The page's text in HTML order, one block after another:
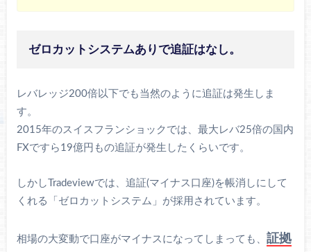
ゼロカットシステムありで追証はなし。
レバレッジ200倍以下でも当然のように追証は発生しま
す。
2015年のスイスフランショックでは、最大レバ25倍の国内
FXですら19億円もの追証が発生したくらいです。
しかしTradeviewでは、追証(マイナス口座)を帳消しにして
くれる「ゼロカットシステム」が採用されています。
相場の大変動で口座がマイナスになってしまっても、 証拠